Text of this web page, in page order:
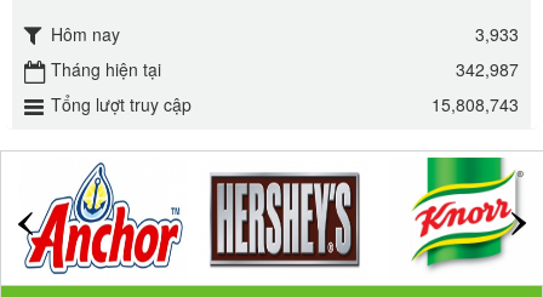
Đường mía thiên nhiên Biên Hòa gói 1kg
ĐƯỜNG SẠCH CÔ BA BIÊN HÒA 1KG
27.000 VND
Đường cát trắng An Khê bao 50kg
Hôm nay
3,933
Tháng hiện tại
342,987
Tổng lượt truy cập
15,808,743